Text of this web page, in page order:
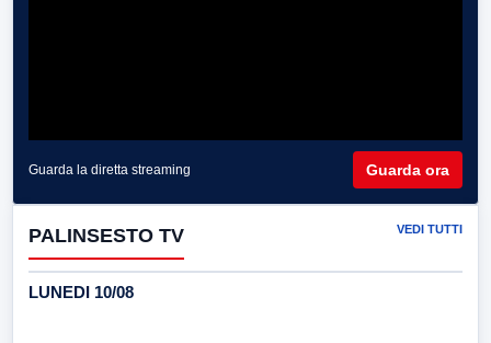
Guarda la diretta streaming Guarda ora
PALINSESTO TV VEDI TUTTI
LUNEDI 10/08